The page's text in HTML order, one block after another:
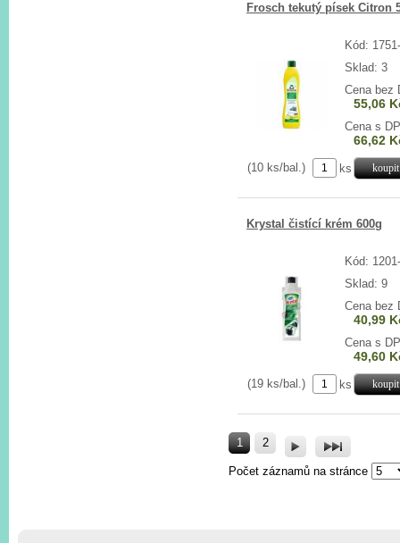
Frosch tekutý písek Citron
Kód:
Sklad: 3
Cena bez
55,06
Cena s
66,62
(10 ks/bal.) ks
Krystal čistící krém 600g
Kód:
Sklad: 9
Cena bez
40,99
Cena s
49,60
(19 ks/bal.) ks
1 2
Počet záznamů na stránce